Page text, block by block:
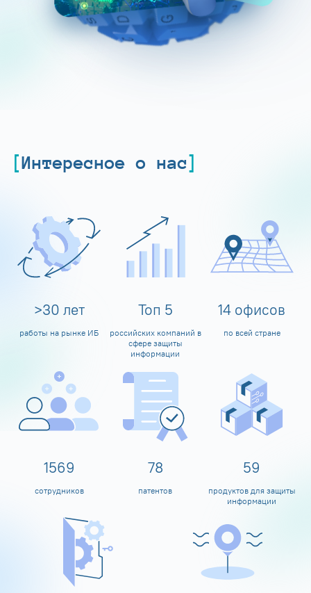
Интересное о нас
>30 лет
работы на рынке ИБ
Топ 5
российских компаний в
сфере защиты
информации
14 офисов
по всей стране
1600
сотрудников
80
патентов
60
продуктов для защиты
информации